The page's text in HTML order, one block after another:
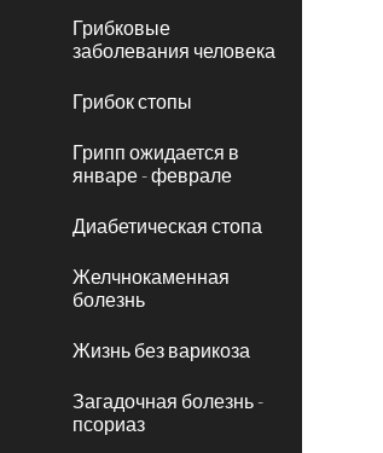
Грибковые
заболевания человека
Грибок стопы
Грипп ожидается в
январе - феврале
Диабетическая стопа
Желчнокаменная
болезнь
Жизнь без варикоза
Загадочная болезнь -
псориаз